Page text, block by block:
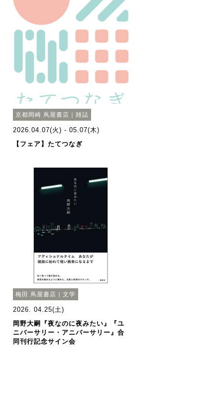
京都岡崎 蔦屋書店｜雑誌
2026.04.07(火) - 05.07(木)
【フェア】たてつなぎ
梅田 蔦屋書店｜文学
2026. 04.25(土)
岡野大嗣『夜なのに夜みたい』『ユ
ニバーサリー・アニバーサリー』合
同刊行記念サイン会